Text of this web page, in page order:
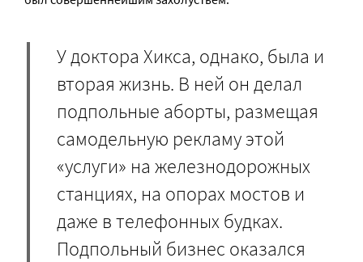
У доктора Хикса, однако, была и
вторая жизнь. В ней он делал
подпольные аборты, размещая
самодельную рекламу этой
«услуги» на железнодорожных
станциях, на опорах мостов и
даже в телефонных будках.
Подпольный бизнес оказался